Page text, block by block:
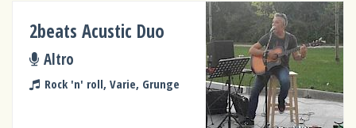
2beats Acustic Duo
Altro
Rock 'n' roll, Varie, Grunge